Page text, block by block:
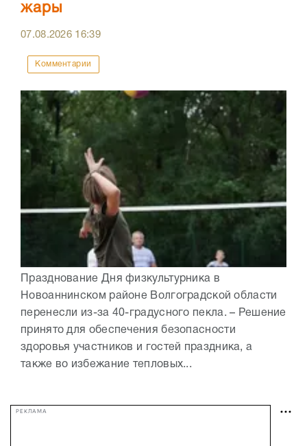
жары
07.08.2026 16:39
Комментарии
Празднование Дня физкультурника в
Новоаннинском районе Волгоградской области
перенесли из-за 40-градусного пекла. – Решение
принято для обеспечения безопасности
здоровья участников и гостей праздника, а
также во избежание тепловых...
РЕКЛАМА